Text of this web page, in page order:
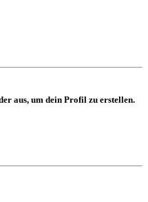
aus, um dein Profil zu erstellen.